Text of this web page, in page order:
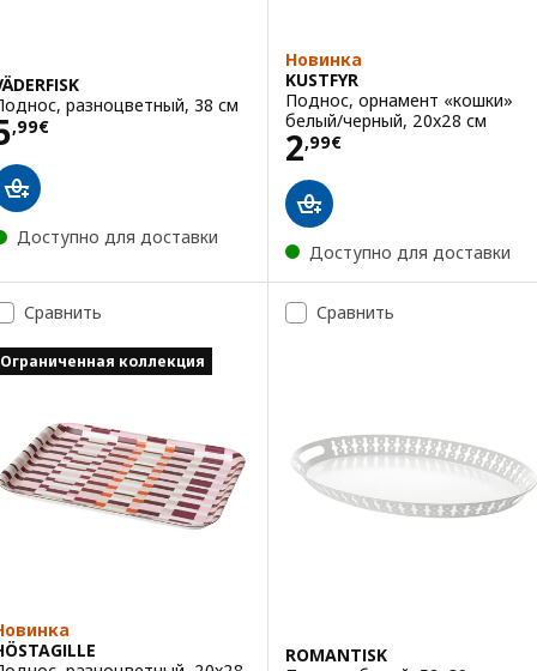
разноцветный, 38 см
,99€ 5,99€
Доступно для доставки
Новинка
KUSTFYR
Поднос, орнамент «кошки»
белый/черный, 20x28 см
2,99€
Цена 2,99€
Доступно для доставки
Сравнить
Ограниченная коллекция
Сравнить
ROMANTISK